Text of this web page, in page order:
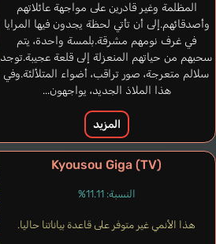
المظلمة وغير قادرين على مواجهة عائلاتهم
وأصدقائهم.إلى أن تأتي لحظة يجدون فيها المرايا
في غرف نومهم مشرقة.بلمسة واحدة، يتم
سحبهم من حياتهم المنعزلة إلى قلعة عجيبة.توجد
سلالم متعرجة، صور تراقب، أضواء المتلألئة.وفي
هذا الملاذ الجديد، يواجهون...
المزيد
Kyousou Giga (TV)
النسبة: 11.11%
هذا الأنمي غير متوفر على قاعدة بياناتنا حاليا.